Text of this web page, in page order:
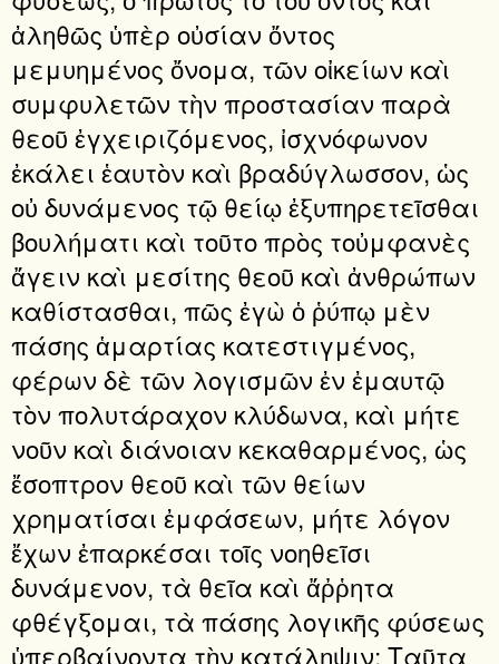
ἀληθῶς ὑπὲρ οὐσίαν ὄντος
μεμυημένος ὄνομα, τῶν οἰκείων καὶ
συμφυλετῶν τὴν προστασίαν παρὰ
θεοῦ ἐγχειριζόμενος, ἰσχνόφωνον
ἐκάλει ἑαυτὸν καὶ βραδύγλωσσον, ὡς
οὐ δυνάμενος τῷ θείῳ ἐξυπηρετεῖσθαι
βουλήματι καὶ τοῦτο πρὸς τοὐμφανὲς
ἄγειν καὶ μεσίτης θεοῦ καὶ ἀνθρώπων
καθίστασθαι, πῶς ἐγὼ ὁ ῥύπῳ μὲν
πάσης ἁμαρτίας κατεστιγμένος,
φέρων δὲ τῶν λογισμῶν ἐν ἐμαυτῷ
τὸν πολυτάραχον κλύδωνα, καὶ μήτε
νοῦν καὶ διάνοιαν κεκαθαρμένος, ὡς
ἔσοπτρον θεοῦ καὶ τῶν θείων
χρηματίσαι ἐμφάσεων, μήτε λόγον
ἔχων ἐπαρκέσαι τοῖς νοηθεῖσι
δυνάμενον, τὰ θεῖα καὶ ἄῤῥητα
φθέγξομαι, τὰ πάσης λογικῆς φύσεως
ὑπερβαίνοντα τὴν κατάληψιν; Ταῦτα